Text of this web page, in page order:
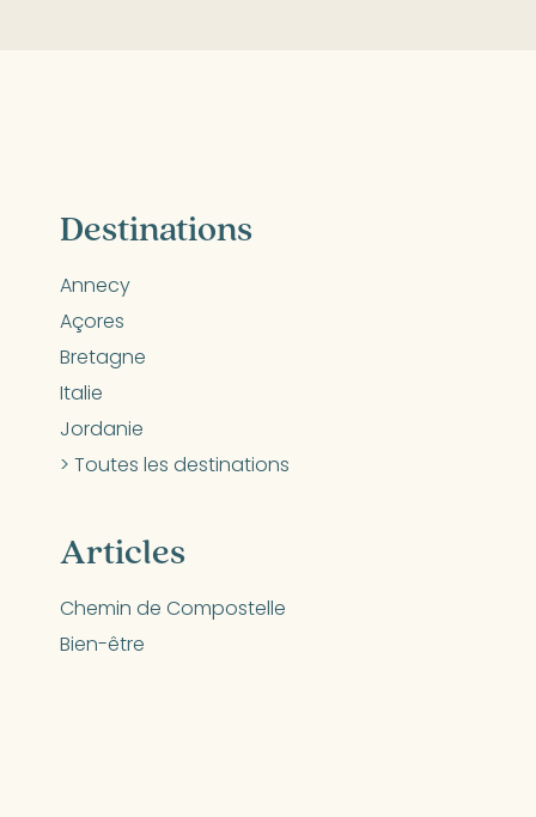
Destinations
Annecy
Açores
Bretagne
Italie
Jordanie
> Toutes les destinations
Articles
Chemin de Compostelle
Bien-être